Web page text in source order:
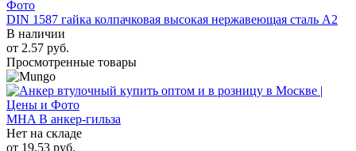
DIN 1587 гайка колпачковая высокая нержавеющая сталь А2
В наличии
от 2.57 руб.
Просмотренные товары
MHA B анкер-гильза
Нет на складе
от 19.53 руб.